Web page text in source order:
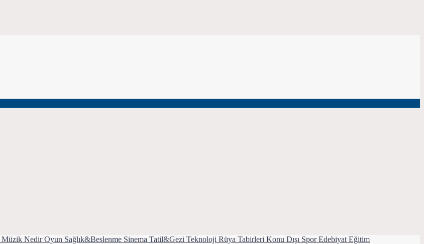
Müzik Nedir Oyun Sağlık&Beslenme Sinema Tatil&Gezi Teknoloji Rüya Tabirleri Konu Dışı Spor Edebiyat Eğitim